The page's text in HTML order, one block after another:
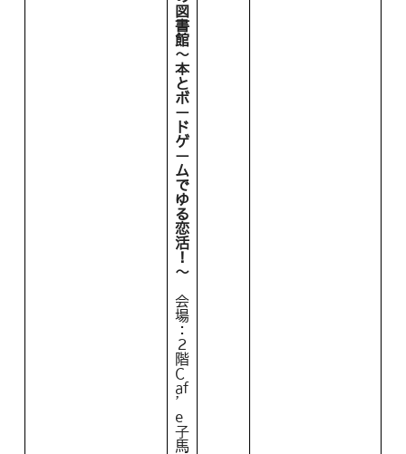
図
書
館
～
本
と
ボ
ー
ド
ゲ
ー
ム
で
ゆ
る
恋
活
！
～
会
場
：
２
階
C
af
’
e
子
馬